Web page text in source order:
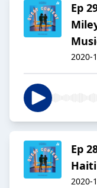
Ep
2020-
Ep
Haiti
2020-